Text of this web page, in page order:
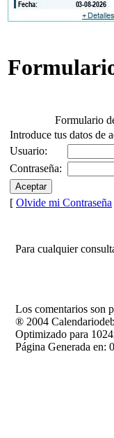
Formulario
Introduce tus datos de
Usuario:
Contraseña:
[ Olvide mi Contraseña
Para cualquier
Los comentarios son
® 2004
Optimizado para
Página Generada en: